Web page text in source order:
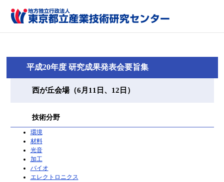
平成20年度 研究成果発表会要旨集
西が丘会場（6月11日、12日）
技術分野
環境
材料
光音
加工
バイオ
エレクトロニクス